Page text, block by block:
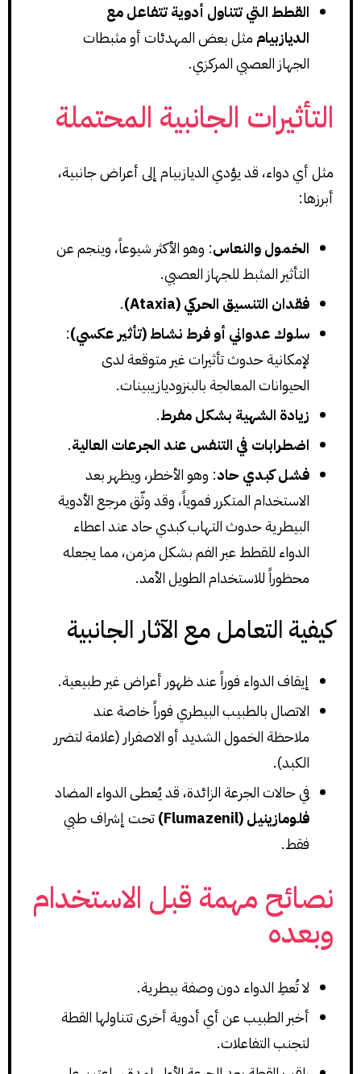
القطط التي تتناول أدوية تتفاعل مع
الديازبيام مثل بعض المهدئات أو مثبطات
الجهاز العصبي المركزي.
التأثيرات الجانبية المحتملة
مثل أي دواء، قد يؤدي الديازبيام إلى أعراض جانبية،
أبرزها:
الخمول والنعاس: وهو الأكثر شيوعاً، وينجم عن
التأثير المثبط للجهاز العصبي.
فقدان التنسيق الحركي (Ataxia)
.
سلوك عدواني أو فرط نشاط (تأثير عكسي):
لإمكانية حدوث تأثيرات غير متوقعة لدى
الحيوانات المعالجة بالبنزوديازيبينات.
زيادة الشهية بشكل مفرط.
اضطرابات في التنفس عند الجرعات العالية.
فشل كبدي حاد: وهو الأخطر، ويظهر بعد
الاستخدام المتكرر فموياً، وقد وثّق مرجع الأدوية
البيطرية حدوث التهاب كبدي حاد عند اعطاء
الدواء للقطط عبر الفم بشكل مزمن، مما يجعله
محظوراً للاستخدام الطويل الأمد.
كيفية التعامل مع الآثار الجانبية
إيقاف الدواء فوراً عند ظهور أعراض غير طبيعية.
الاتصال بالطبيب البيطري فوراً خاصة عند
ملاحظة الخمول الشديد أو الاصفرار (علامة لتضرر
الكبد).
في حالات الجرعة الزائدة، قد يُعطى الدواء المضاد
فلومازينيل (Flumazenil)
تحت إشراف طبي
فقط.
نصائح مهمة قبل الاستخدام
وبعده
لا تُعطِ الدواء دون وصفة بيطرية.
أخبر الطبيب عن أي أدوية أخرى تتناولها القطة
لتجنب التفاعلات.